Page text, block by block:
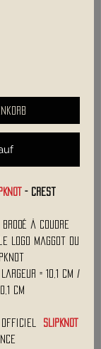
- Crest
à Coudre
Logo Maggot du
= 10,1 cm /
cm
Officiel
SLIPKNOT